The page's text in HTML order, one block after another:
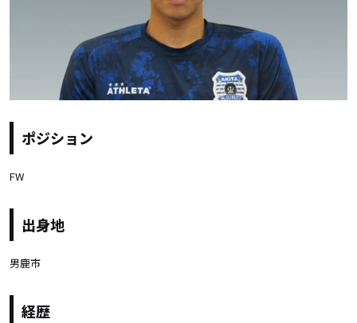
ポジション
FW
出身地
男鹿市
経歴